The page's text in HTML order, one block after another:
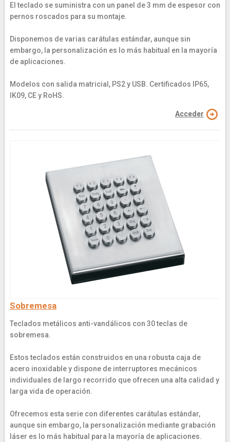
El teclado se suministra con un panel de 3 mm de espesor con
pernos roscados para su montaje.
Disponemos de varias carátulas estándar, aunque sin
embargo, la personalización es lo más habitual en la mayoría
de aplicaciones.
Modelos con salida matricial, PS2 y USB. Certificados IP65,
IK09, CE y RoHS.
Acceder
Sobremesa
Teclados metálicos anti-vandálicos con 30 teclas de
sobremesa.
Estos teclados están construidos en una robusta caja de
acero inoxidable y dispone de interruptores mecánicos
individuales de largo recorrido que ofrecen una alta calidad y
larga vida de operación.
Ofrecemos esta serie con diferentes carátulas estándar,
aunque sin embargo, la personalización mediante grabación
láser es lo más habitual para la mayoría de aplicaciones.